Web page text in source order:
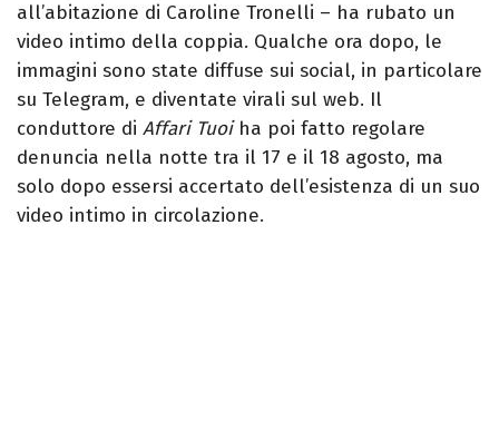
all’abitazione di Caroline Tronelli – ha rubato un
video intimo della coppia. Qualche ora dopo, le
immagini sono state diffuse sui social, in particolare
su Telegram, e diventate virali sul web. Il
conduttore di Affari Tuoiha poi fatto regolare
denuncia nella notte tra il 17 e il 18 agosto, ma
solo dopo essersi accertato dell’esistenza di un suo
video intimo in circolazione.